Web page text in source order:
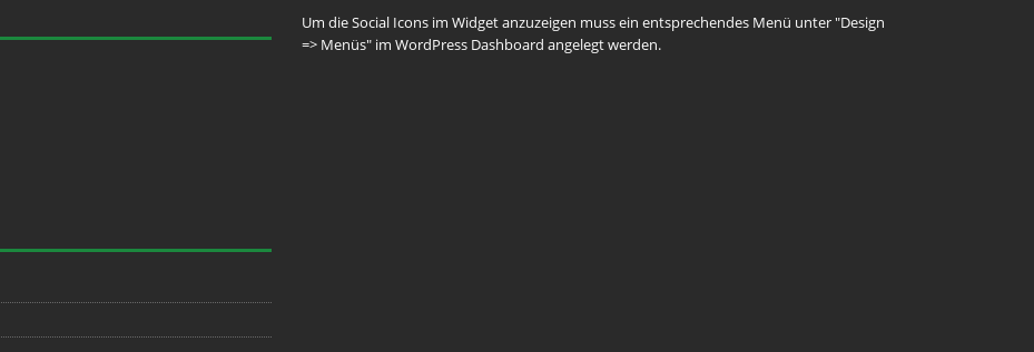
Um die Social Icons im Widget anzuzeigen muss ein entsprechendes Menü unter "Design
=> Menüs" im WordPress Dashboard angelegt werden.